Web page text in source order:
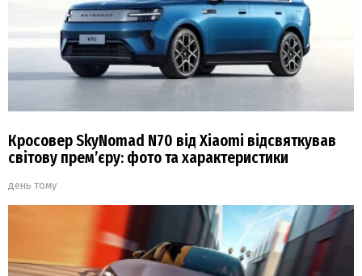
Кросовер SkyNomad N70 від Xiaomi відсвяткував
світову прем’єру: фото та характеристики
день тому